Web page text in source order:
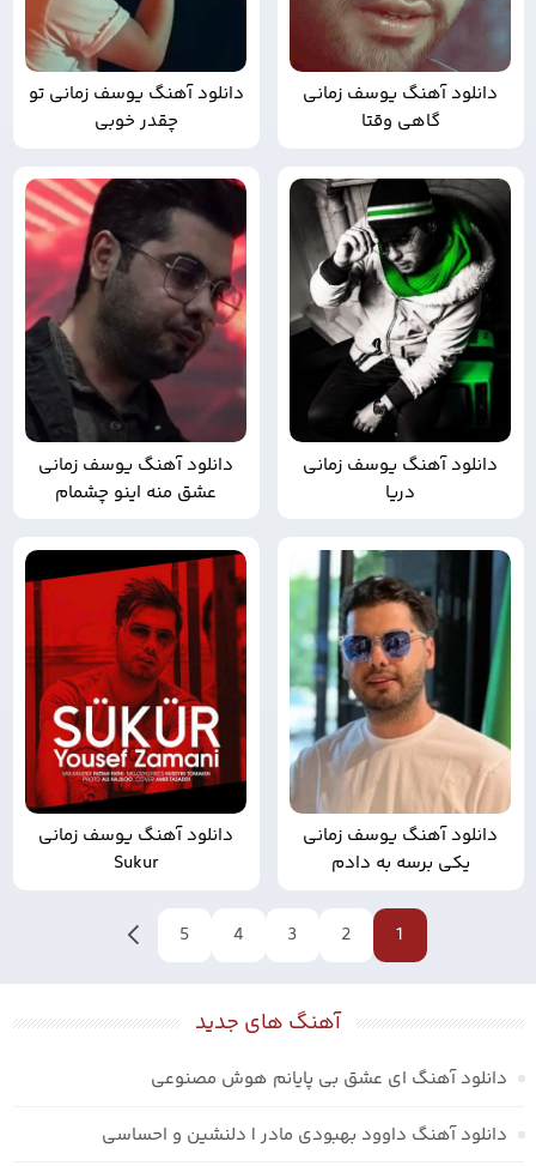
دانلود آهنگ یوسف زمانی
گاهی وقتا
دانلود آهنگ یوسف زمانی تو
چقدر خوبی
دانلود آهنگ یوسف زمانی
دریا
دانلود آهنگ یوسف زمانی
عشق منه اینو چشمام
دانلود آهنگ یوسف زمانی
یکی برسه به دادم
دانلود آهنگ یوسف زمانی
Sukur
1
2
3
4
5 بعدی
آهنگ های جدید
دانلود آهنگ ای عشق بی پایانم هوش مصنوعی
دانلود آهنگ داوود بهبودی مادر | دلنشین و احساسی